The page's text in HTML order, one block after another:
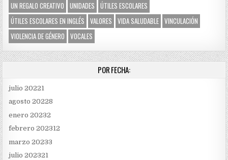
UN REGALO CREATIVO
UNIDADES
ÚTILES ESCOLARES
ÚTILES ESCOLARES EN INGLÉS
VALORES VIDA SALUDABLE VINCULACIÓN
VIOLENCIA DE GÉNERO
VOCALES
POR FECHA:
julio 20221
agosto 20228
enero 20232
febrero 202312
marzo 20233
julio 202321